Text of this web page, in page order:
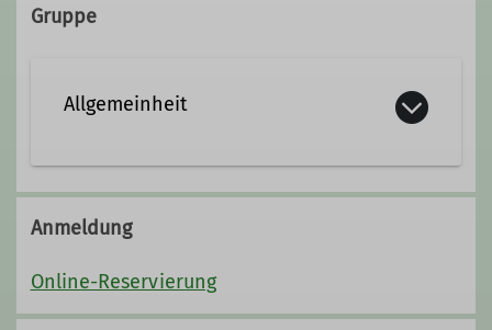
Gruppe
Allgemeinheit
Anmeldung
Online-Reservierung